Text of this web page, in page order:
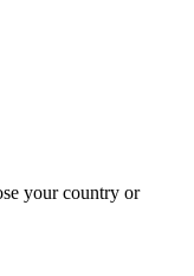
your country or